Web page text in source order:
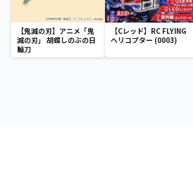
【鬼滅の刃】アニメ「鬼
滅の刃」 胡蝶しのぶの日
輪刀
【Cレッド】RC FLYING
ヘリコプター (0003)